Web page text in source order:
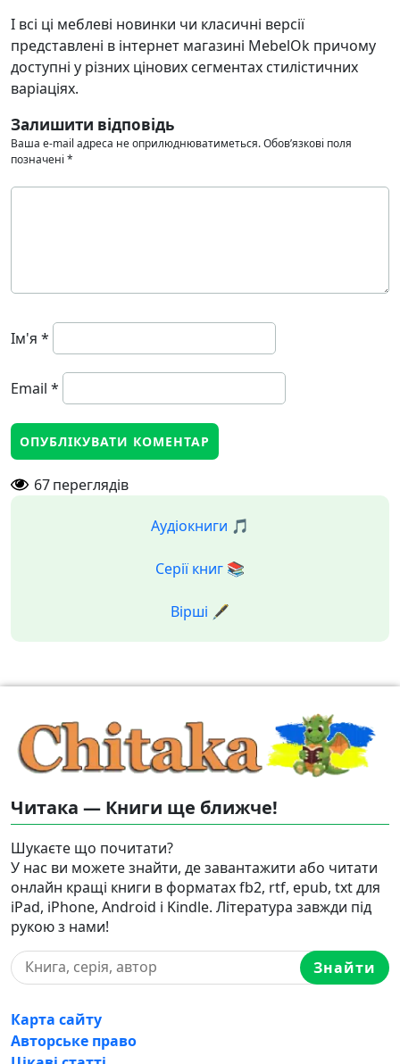
І всі ці меблеві новинки чи класичні версії
представлені в інтернет магазині MebelOk причому
доступні у різних цінових сегментах стилістичних
варіаціях.
Залишити відповідь
Ваша e-mail адреса не оприлюднюватиметься.Обов’язкові поля
позначені *
Ім'я *
Email *
67переглядів
Аудіокниги 🎵
Серії книг 📚
Вірші 🖋️
Читака — Книги ще ближче!
Шукаєте що почитати?
У нас ви можете знайти, де завантажити або читати
онлайн кращі книги в форматах fb2, rtf, epub, txt для
iPad, iPhone, Android і Kindle. Література завжди під
рукою з нами!
Знайти
Карта сайту
Авторське право